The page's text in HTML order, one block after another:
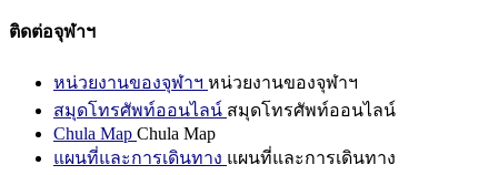
ติดต่อจุฬาฯ
หน่วยงานของจุฬาฯ หน่วยงานของจุฬาฯ
สมุดโทรศัพท์ออนไลน์ สมุดโทรศัพท์ออนไลน์
Chula Map Chula Map
แผนที่และการเดินทาง แผนที่และการเดินทาง